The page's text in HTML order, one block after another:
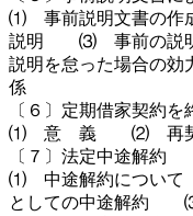
⑴ 事前説明文書の
説明 ⑶ 事前の説
説明を怠った場合の
係
〔６〕定期借家契約
⑴ 意 義 ⑵ 再契約
〔７〕法定中途解約
⑴ 中途解約につい
としての中途解約 ⑶